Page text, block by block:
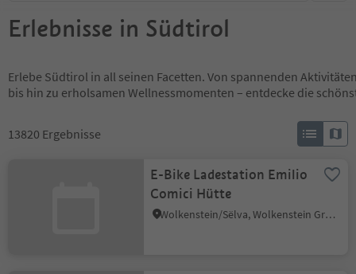
Erlebnisse in Südtirol
Erlebe Südtirol in all seinen Facetten. Von spannenden
bis hin zu erholsamen Wellnessmomenten – entdecke die
13820 Ergebnisse
E-Bike Ladestation Emilio
Comici Hütte
Wolkenstein/Sëlva, Wolkenstein Gröden, Dolomitenregion Gröden